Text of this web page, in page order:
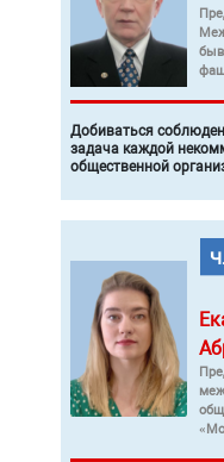
Добиваться
задача каждой
общественной